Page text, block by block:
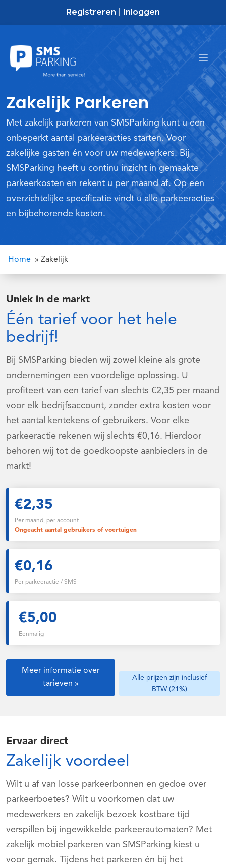
Registreren Inloggen
Zakelijk Parkeren
Met zakelijk parkeren van SMSParking kunt u een
onbeperkt aantal parkeeracties starten. Voor
zakelijke gasten én voor uw medewerkers. Bij
SMSParking heeft u continu inzicht in gemaakte
parkeerkosten en rekent u per maand af. Op een
overzichtelijke specificatie vindt u alle parkeeracties
en bijbehorende kosten.
Home » Zakelijk
Uniek in de markt
Één tarief voor het hele
bedrijf!
Bij SMSParking bieden wij zowel kleine als grote
ondernemingen een voordelige oplossing. U
profiteert van een tarief van slechts €2,35 per maand
voor elk bedrijfsaccount, zonder extra kosten voor
het aantal kentekens of gebruikers. Voor elke
parkeeractie rekenen wij slechts €0,16. Hierdoor
behoren wij tot de goedkoopste aanbieders in de
markt!
€2,35
Per maand, per account
Ongeacht aantal gebruikers of voertuigen
€0,16
Per parkeeractie / SMS
€5,00
Eenmalig
Meer informatie over
tarieven »
Alle prijzen zijn inclusief
BTW (21%)
Ervaar direct
Zakelijk voordeel
Wilt u af van losse parkeerbonnen en gedoe over
parkeerboetes? Wilt u voorkomen dat uw
medewerkers en zakelijk bezoek kostbare tijd
verspillen bij ingewikkelde parkeerautomaten? Met
zakelijk mobiel parkeren van SMSParking kiest u
voor gemak. Tijdens het parkeren én bij het